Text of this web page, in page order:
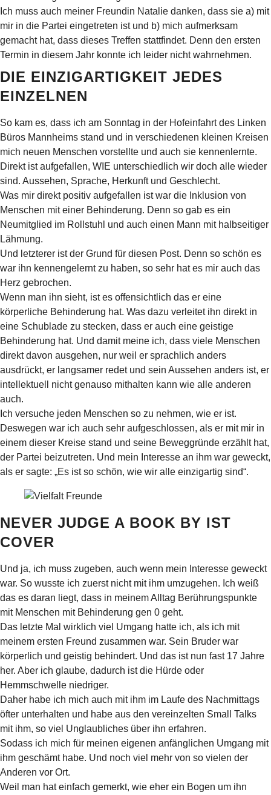
Ich muss auch meiner Freundin Natalie danken, dass sie a) mit
mir in die Partei eingetreten ist und b) mich aufmerksam
gemacht hat, dass dieses Treffen stattfindet. Denn den ersten
Termin in diesem Jahr konnte ich leider nicht wahrnehmen.
DIE EINZIGARTIGKEIT JEDES
EINZELNEN
So kam es, dass ich am Sonntag in der Hofeinfahrt des Linken
Büros Mannheims stand und in verschiedenen kleinen Kreisen
mich neuen Menschen vorstellte und auch sie kennenlernte.
Direkt ist aufgefallen, WIE unterschiedlich wir doch alle wieder
sind. Aussehen, Sprache, Herkunft und Geschlecht.
Was mir direkt positiv aufgefallen ist war die Inklusion von
Menschen mit einer Behinderung. Denn so gab es ein
Neumitglied im Rollstuhl und auch einen Mann mit halbseitiger
Lähmung.
Und letzterer ist der Grund für diesen Post. Denn so schön es
war ihn kennengelernt zu haben, so sehr hat es mir auch das
Herz gebrochen.
Wenn man ihn sieht, ist es offensichtlich das er eine
körperliche Behinderung hat. Was dazu verleitet ihn direkt in
eine Schublade zu stecken, dass er auch eine geistige
Behinderung hat. Und damit meine ich, dass viele Menschen
direkt davon ausgehen, nur weil er sprachlich anders
ausdrückt, er langsamer redet und sein Aussehen anders ist, er
intellektuell nicht genauso mithalten kann wie alle anderen
auch.
Ich versuche jeden Menschen so zu nehmen, wie er ist.
Deswegen war ich auch sehr aufgeschlossen, als er mit mir in
einem dieser Kreise stand und seine Beweggründe erzählt hat,
der Partei beizutreten. Und mein Interesse an ihm war geweckt,
als er sagte: „Es ist so schön, wie wir alle einzigartig sind“.
NEVER JUDGE A BOOK BY IST
COVER
Und ja, ich muss zugeben, auch wenn mein Interesse geweckt
war. So wusste ich zuerst nicht mit ihm umzugehen. Ich weiß
das es daran liegt, dass in meinem Alltag Berührungspunkte
mit Menschen mit Behinderung gen 0 geht.
Das letzte Mal wirklich viel Umgang hatte ich, als ich mit
meinem ersten Freund zusammen war. Sein Bruder war
körperlich und geistig behindert. Und das ist nun fast 17 Jahre
her. Aber ich glaube, dadurch ist die Hürde oder
Hemmschwelle niedriger.
Daher habe ich mich auch mit ihm im Laufe des Nachmittags
öfter unterhalten und habe aus den vereinzelten Small Talks
mit ihm, so viel Unglaubliches über ihn erfahren.
Sodass ich mich für meinen eigenen anfänglichen Umgang mit
ihm geschämt habe. Und noch viel mehr von so vielen der
Anderen vor Ort.
Weil man hat einfach gemerkt, wie eher ein Bogen um ihn